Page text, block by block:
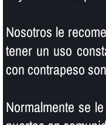
Nosotros le
tener un uso
con contrapeso
Normalmente se